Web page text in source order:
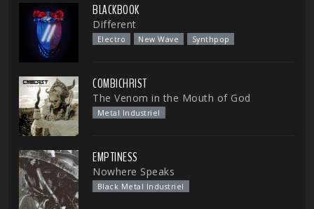
BLACKBOOK
Different
Electro New Wave Synthpop
COMBICHRIST
The Venom in the Mouth of God
Metal Industriel
EMPTINESS
Nowhere Speaks
Black Metal Industriel